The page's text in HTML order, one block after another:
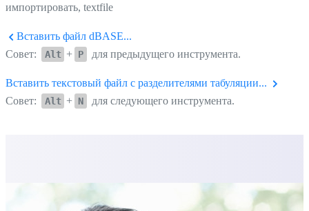
импортировать, textfile
Вставить файл dBASE...
Совет:
Alt + P для предыдущего инструмента.
Вставить текстовый файл с разделителями табуляции...
Совет:
Alt + N для следующего инструмента.